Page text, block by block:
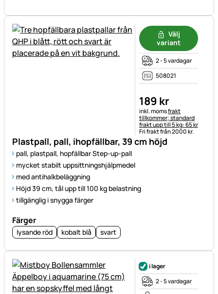
Plastpall, pall, ihopfällbar, 39 cm höjd
pall, plastpall, hopfällbar Step-up-pall
mycket stabilt uppsittningshjälpmedel
med antihalkbeläggning
Höjd 39 cm, tål upp till 100 kg belastning
tillgänglig i snygga färger
Färger
lysande röd kobalt blå svart
Välj
variant
2 - 5 vardagar
508021
189 kr
Skatteinformation:
inkl. momsfrakt
tillkommer; standard
frakt upp till 5 kg: 65 kr
Fri frakt från 2000 kr.
i lager
2 - 5 vardagar